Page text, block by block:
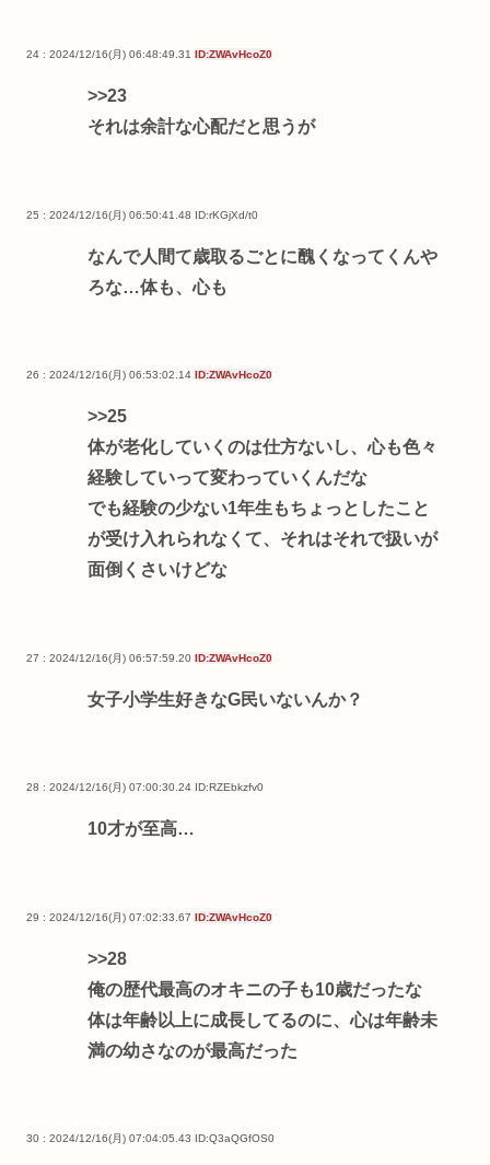
24 : 2024/12/16(月) 06:48:49.31 ID:ZWAvHcoZ0
>>23
それは余計な心配だと思うが
25 : 2024/12/16(月) 06:50:41.48 ID:rKGjXd/t0
なんで人間て歳取るごとに醜くなってくんや
ろな…体も、心も
26 : 2024/12/16(月) 06:53:02.14 ID:ZWAvHcoZ0
>>25
体が老化していくのは仕方ないし、心も色々
経験していって変わっていくんだな
でも経験の少ない1年生もちょっとしたこと
が受け入れられなくて、それはそれで扱いが
面倒くさいけどな
27 : 2024/12/16(月) 06:57:59.20 ID:ZWAvHcoZ0
女子小学生好きなG民いないんか？
28 : 2024/12/16(月) 07:00:30.24 ID:RZEbkzfv0
10才が至高…
29 : 2024/12/16(月) 07:02:33.67 ID:ZWAvHcoZ0
>>28
俺の歴代最高のオキニの子も10歳だったな
体は年齢以上に成長してるのに、心は年齢未
満の幼さなのが最高だった
30 : 2024/12/16(月) 07:04:05.43 ID:Q3aQGfOS0